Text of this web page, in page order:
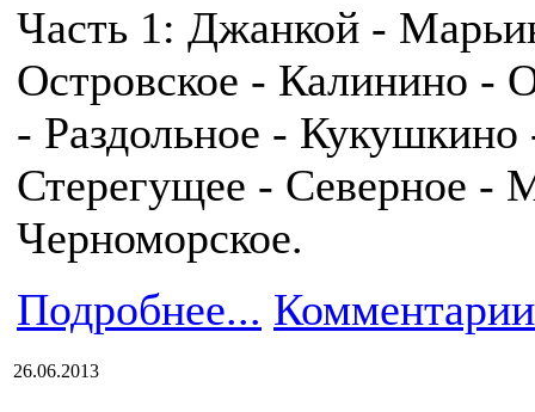
Часть 1: Джанкой -
Островское - Калинино -
- Раздольное - Кукушкино
Стерегущее - Северное -
Черноморское.
Подробнее...
26.06.2013